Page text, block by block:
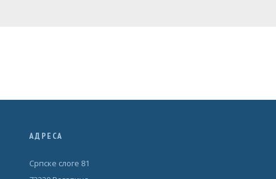
АДРЕСА
Српске слоге 81